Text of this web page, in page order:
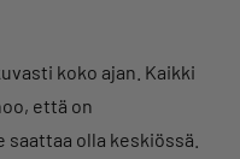
koko ajan. Kaikki
että on
olla keskiössä.